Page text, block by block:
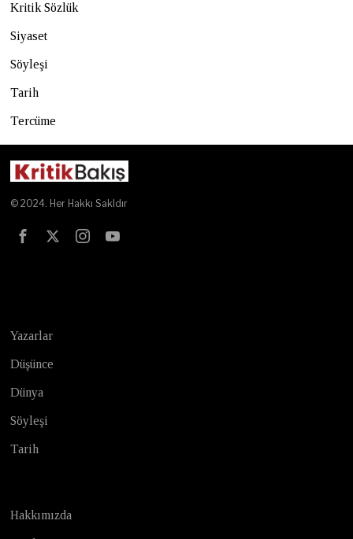
Kritik Sözlük
Siyaset
Söyleşi
Tarih
Tercüme
© 2024. Her Hakkı Sakldır
Yazarlar
Düşünce
Dünya
Söyleşi
Tarih
Hakkımızda